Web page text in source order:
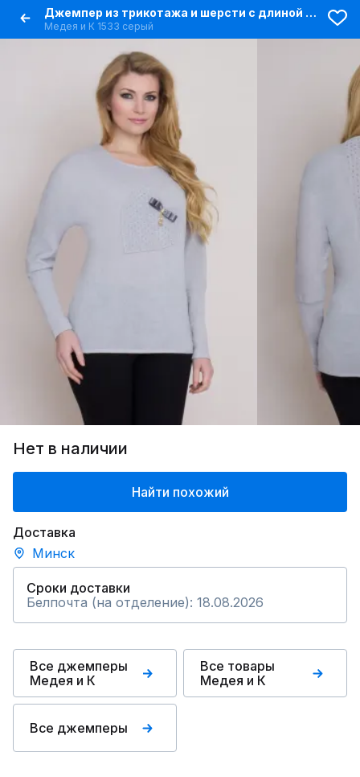
Джемпер из трикотажа и шерсти с длиной 64 см
Медея и К 1533 серый
Нет в наличии
Найти похожий
Доставка
Минск
Сроки доставки
Белпочта (на отделение): 18.08.2026
Все джемперы
Медея и К
Все товары
Медея и К
Все джемперы